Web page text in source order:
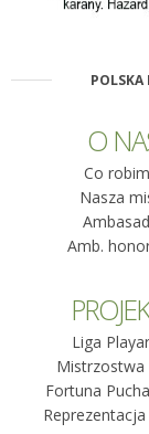
POLSKA
O
Co
Nasza
Amb.
Liga
Mistrzostwa
Fortuna